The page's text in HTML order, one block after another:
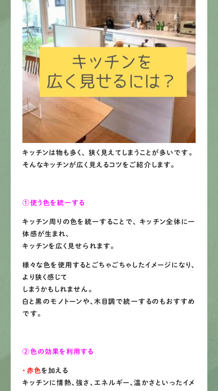
先輩インタビュー
エントリー
有資格者が、 無料建物診 断いたします!!
0120-44-2605
営業時間 8:00−18:00 ｜
定休日 日曜・祝日
Webお問い合わせ
LINEで
キッチンは物も多く、 狭く見えてしまうことが多いです。
そんなキッチンが広く見えるコツをご紹介します。
①使う色を統一する
キッチン周りの色を統一することで、 キッチン全体に一
体感が生まれ、
キッチンを広く見せられます。
様々な色を使用するとごちゃごちゃしたイメージになり、
より狭く感じて
しまうかもしれません。
白と黒のモノトーンや、木目調で統一するのもおすすめ
です。
②色の効果を利用する
・赤色を加える
キッチンに情熱、強さ、エネルギー、温かさといったイメ